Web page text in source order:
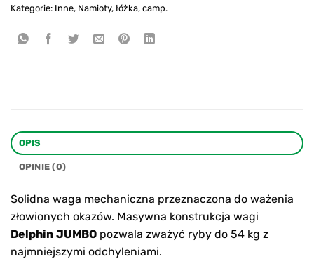
Kategorie: Inne, Namioty, łóżka, camp.
OPIS
OPINIE (0)
Solidna waga mechaniczna przeznaczona do ważenia
złowionych okazów. Masywna konstrukcja wagi
Delphin JUMBO pozwala zważyć ryby do 54 kg z
najmniejszymi odchyleniami.